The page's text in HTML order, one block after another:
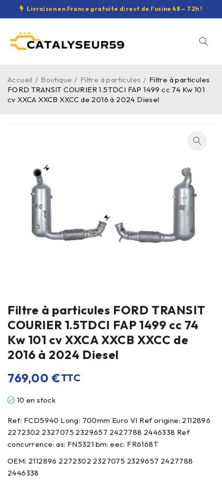
Livraison en France gratuite direct de l'usine 48 – 72h !
Accueil / Boutique / Filtre à particules / Filtre à particules
FORD TRANSIT COURIER 1.5TDCI FAP 1499 cc 74 Kw 101
cv XXCA XXCB XXCC de 2016 à 2024 Diesel
Filtre à particules FORD TRANSIT
COURIER 1.5TDCI FAP 1499 cc 74
Kw 101 cv XXCA XXCB XXCC de
2016 à 2024 Diesel
769,00€TTC
10 en stock
Ref: FCD5940 Long: 700mm Euro VI Ref origine: 2112896
2272302 2327075 2329657 2427788 2446338 Ref
concurrence: as: FN5321 bm: eec: FR6168T
OEM: 2112896 2272302 2327075 2329657 2427788
2446338